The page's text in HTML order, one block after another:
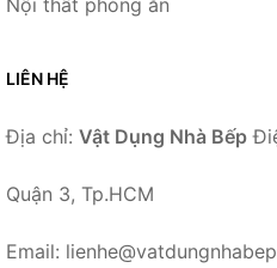
Nội thất phòng ăn
LIÊN HỆ
Địa chỉ: Vật Dụng Nhà Bếp
Quận 3, Tp.HCM
Email: